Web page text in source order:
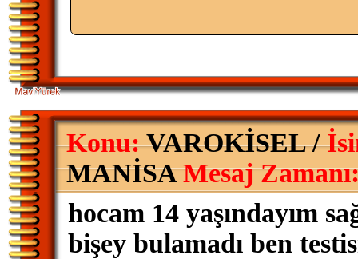
Konu:VAROKİSEL /
MANİSAMesaj
hocam 14 yaşındayım
bişey bulamadı ben